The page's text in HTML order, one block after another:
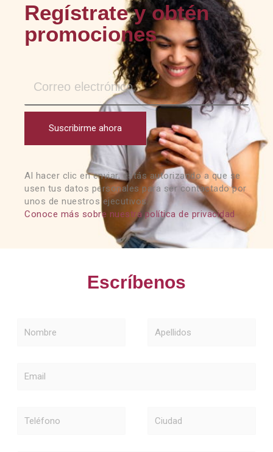
Regístrate y obtén
promociones
Suscribirme ahora
Al hacer clic en enviar, estás autorizando a que se
usen tus datos personales para ser contactado por
unos de nuestros ejecutivos.
Conoce más sobre nuestra política de privacidad
Escríbenos